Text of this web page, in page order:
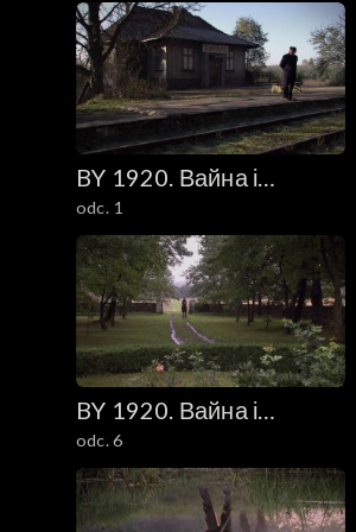
I
BY 1920. Вайна і
каханне (1920. Wojna i
miłość)
odc. 1
BY 1920. Вайна і
каханне (1920. Wojna i
miłość)
odc. 6